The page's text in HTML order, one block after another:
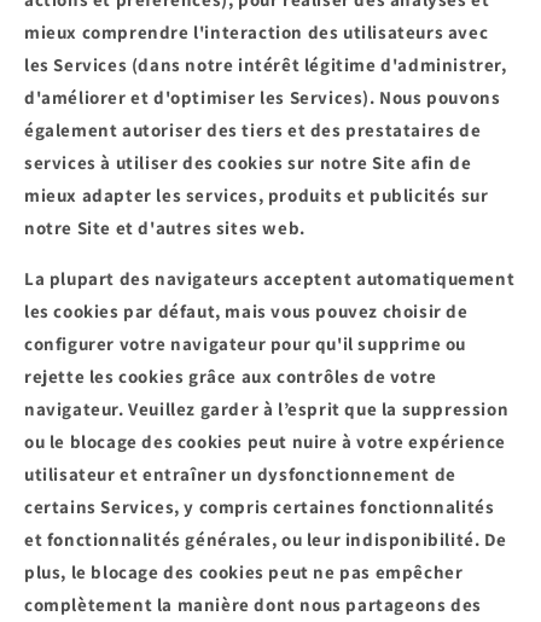
mieux comprendre l'interaction des utilisateurs avec
les Services (dans notre intérêt légitime d'administrer,
d'améliorer et d'optimiser les Services). Nous pouvons
également autoriser des tiers et des prestataires de
services à utiliser des cookies sur notre Site afin de
mieux adapter les services, produits et publicités sur
notre Site et d'autres sites web.
La plupart des navigateurs acceptent automatiquement
les cookies par défaut, mais vous pouvez choisir de
configurer votre navigateur pour qu'il supprime ou
rejette les cookies grâce aux contrôles de votre
navigateur. Veuillez garder à l’esprit que la suppression
ou le blocage des cookies peut nuire à votre expérience
utilisateur et entraîner un dysfonctionnement de
certains Services, y compris certaines fonctionnalités
et fonctionnalités générales, ou leur indisponibilité. De
plus, le blocage des cookies peut ne pas empêcher
complètement la manière dont nous partageons des